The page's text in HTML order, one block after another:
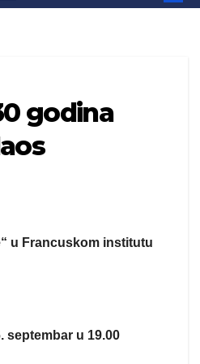
godina
u Francuskom institutu
septembar u 19.00